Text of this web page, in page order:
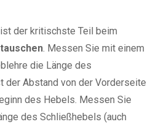
der kritischste Teil beim
. Messen Sie mit einem
die Länge des
der Abstand von der Vorderseite
des Hebels. Messen Sie
des Schließhebels (auch